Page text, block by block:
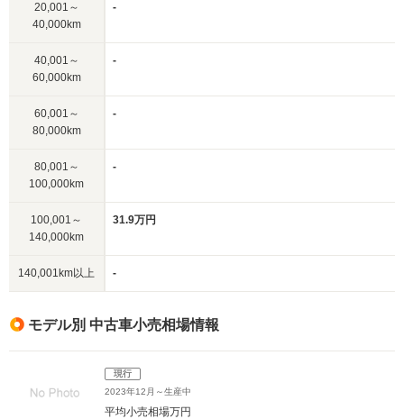
20,001～
40,000km
-
40,001～
60,000km
-
60,001～
80,000km
-
80,001～
100,000km
-
100,001～
140,000km
31.9万円
140,001km以上 -
モデル別 中古車小売相場情報
現行
2023年12月～生産中
平均小売相場万円